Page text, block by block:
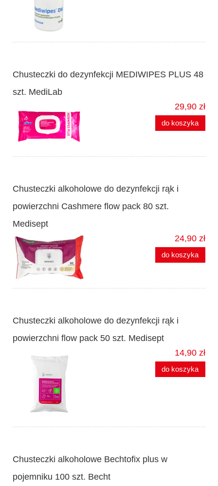
Chusteczki do dezynfekcji MEDIWIPES PLUS 48
szt. MediLab
29,90 zł
do koszyka
Chusteczki alkoholowe do dezynfekcji rąk i
powierzchni Cashmere flow pack 80 szt.
Medisept
24,90 zł
do koszyka
Chusteczki alkoholowe do dezynfekcji rąk i
powierzchni flow pack 50 szt. Medisept
14,90 zł
do koszyka
Chusteczki alkoholowe Bechtofix plus w
pojemniku 100 szt. Becht